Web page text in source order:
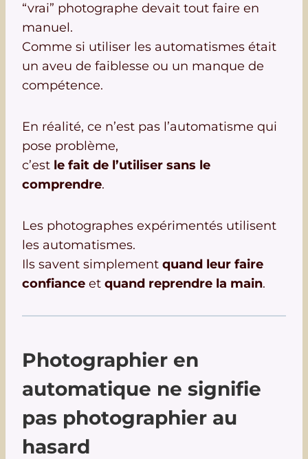
“vrai” photographe devait tout faire en
manuel.
Comme si utiliser les automatismes était
un aveu de faiblesse ou un manque de
compétence.
En réalité, ce n’est pas l’automatisme qui
pose problème,
c’est le fait de l’utiliser sans le
comprendre.
Les photographes expérimentés utilisent
les automatismes.
Ils savent simplement quand leur faire
confiance et quand reprendre la main.
Photographier en
automatique ne signifie
pas photographier au
hasard